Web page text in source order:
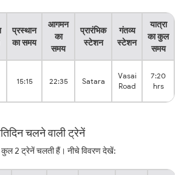
प्रस्थान
का समय
आगमन
का
समय
प्रारंभिक
स्टेशन
गंतव्य
स्टेशन
यात्रा
का कुल
समय
15:15 22:35 Satara
Vasai
Road
7:20
hrs
चलने वाली ट्रेनें
कुल 2 ट्रेनें चलती हैं। नीचे विवरण देखें: